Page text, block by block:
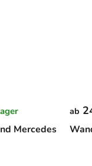
Mercedes
ab